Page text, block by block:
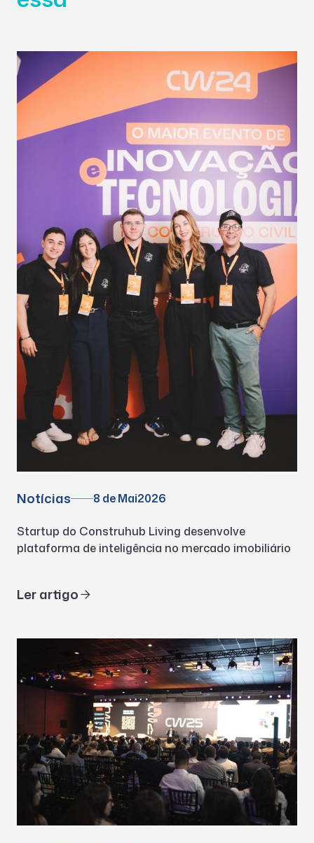
Notícias 8 de Mai2026
Startup do Construhub Living desenvolve
plataforma de inteligência no mercado imobiliário
Ler artigo